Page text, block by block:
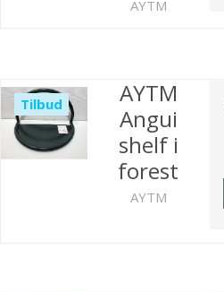
AYTM
Tilbud
AYTM
Angui
shelf i
forest
AYTM